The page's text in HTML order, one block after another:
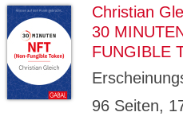
Christian
30
FUNGIBLE
96 Seiten,